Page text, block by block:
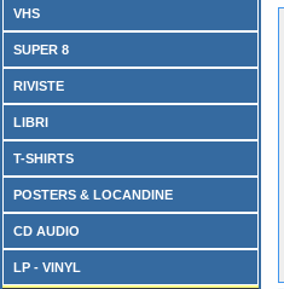
VHS
SUPER 8
RIVISTE
LIBRI
T-SHIRTS
POSTERS & LOCANDINE
CD AUDIO
LP - VINYL